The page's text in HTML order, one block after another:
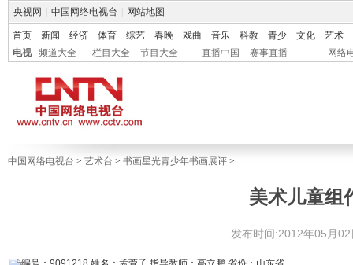
央视网 中国网络电视台 网站地图
首页 新闻 经济 体育 综艺 春晚 戏曲 音乐 科教 青少 文化
艺术
电视
频道大全 栏目大全 节目大全 直播中国 赛事直播 网络
中国网络电视台 > 艺术台 > 书画星光青少年书画展评 >
美术儿童组
发布时间:2012年05月